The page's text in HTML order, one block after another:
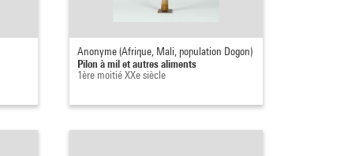
Anonyme (Afrique, Mali, population Dogon)
Pilon à mil et autres aliments
1ère moitié XXe siècle